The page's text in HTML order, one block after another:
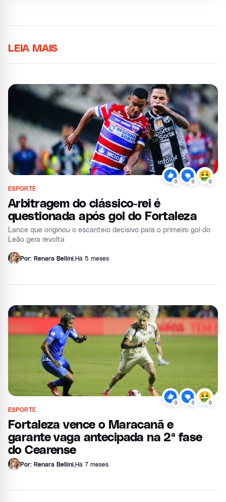
LEIA MAIS
0 0 0
ESPORTE
Arbitragem do clássico-rei é
questionada após gol do Fortaleza
Lance que originou o escanteio decisivo para o primeiro gol do
Leão gera revolta
Por: Renara Bellíni Há 5 meses
0 0 0
ESPORTE
Fortaleza vence o Maracanã e
garante vaga antecipada na 2ª fase
do Cearense
Por: Renara Bellíni,Há 7 meses